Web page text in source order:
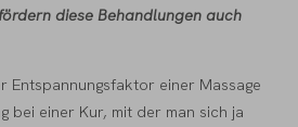
diese Behandlungen auch
Entspannungsfaktor einer Massage
bei einer Kur, mit der man sich ja